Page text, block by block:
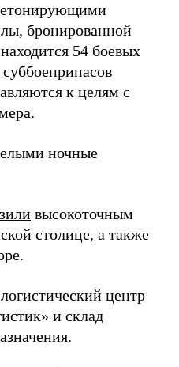
бронированной
54 боевых
к целям с
ночные
высокоточным
столице, а также
логистический центр
и склад